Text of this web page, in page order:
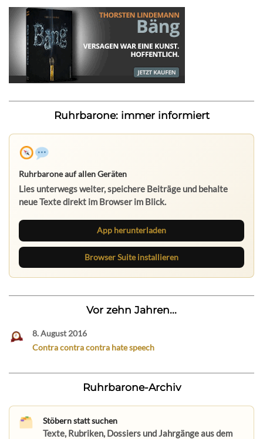
Ruhrbarone: immer informiert
Ruhrbarone auf allen Geräten
Lies unterwegs weiter, speichere Beiträge und behalte
neue Texte direkt im Browser im Blick.
App herunterladen
Browser Suite installieren
Vor zehn Jahren...
8. August 2016
Contra contra contra hate speech
Ruhrbarone-Archiv
Stöbern statt suchen
Texte, Rubriken, Dossiers und Jahrgänge aus dem